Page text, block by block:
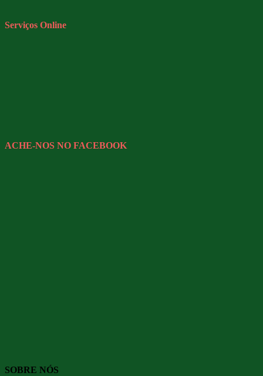
Serviços Online
ACHE-NOS NO FACEBOOK
SOBRE NÓS